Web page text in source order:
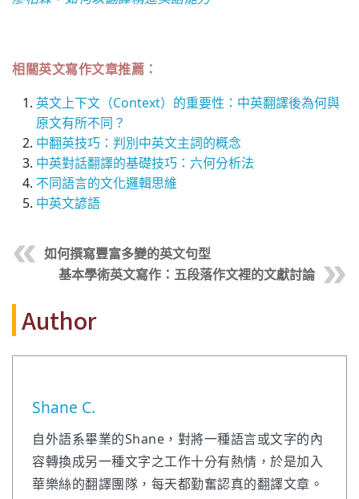
相關英文寫作文章推薦：
英文上下文（Context）的重要性：中英翻譯後為何與
原文有所不同？
中翻英技巧：判別中英文主詞的概念
中英對話翻譯的基礎技巧：六何分析法
不同語言的文化邏輯思維
中英文諺語
如何撰寫豐富多變的英文句型
基本學術英文寫作：五段落作文裡的文獻討論
Author
Shane C.
自外語系畢業的Shane，對將一種語言或文字的內
容轉換成另一種文字之工作十分有熱情，於是加入
華樂絲的翻譯團隊，每天都勤奮認真的翻譯文章。